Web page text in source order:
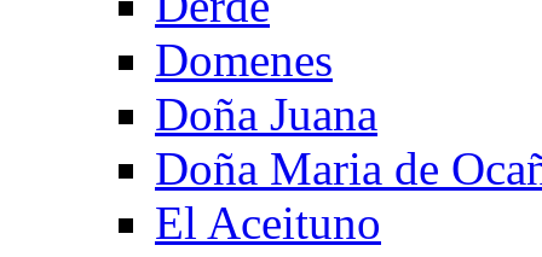
Domenes
Doña Juana
Doña Maria de
El Aceituno